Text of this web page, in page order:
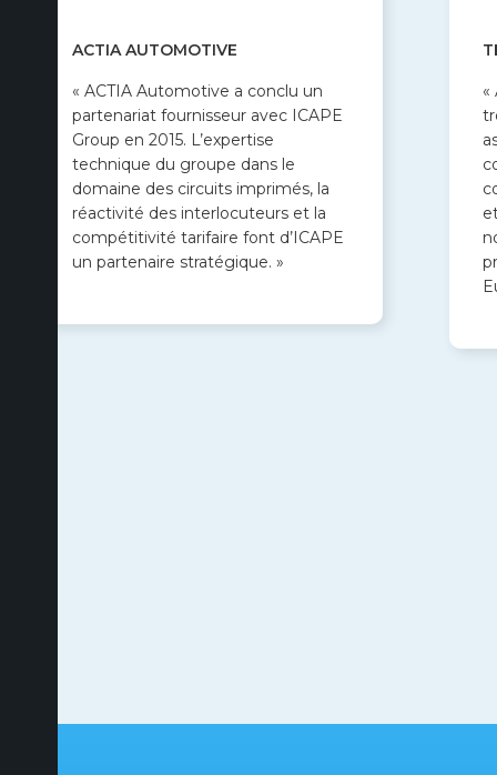
ACTIA AUTOMOTIVE
« ACTIA Automotive a conclu un
partenariat fournisseur avec ICAPE
Group en 2015. L’expertise
technique du groupe dans le
domaine des circuits imprimés, la
réactivité des interlocuteurs et la
compétitivité tarifaire font d’ICAPE
un partenaire stratégique. »
«